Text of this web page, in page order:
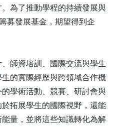
為了推動學程的持續發展與
募發展基金，期望得到企
師資培訓、國際交流與學生
的實際經歷與跨領域合作機
學術活動、競賽、研討會與
拓展學生的國際視野，還能
量，並將這些知識轉化為解